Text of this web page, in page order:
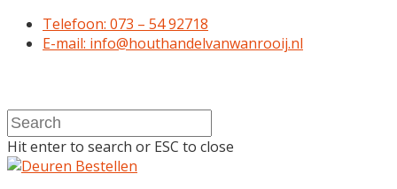
Telefoon: 073 – 54 92718
E-mail: info@houthandelvanwanrooij.nl
Hit enter to search or ESC to close